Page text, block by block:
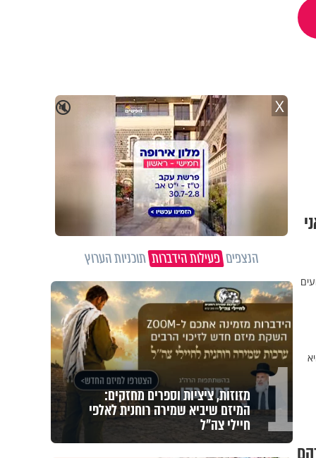
🔇 X
הנצפיםפעילות הידברותתוכניות הערוץ
1 מזוזות, ציציות וספרים מחזקים:
המיזם שיביא שמירה רוחנית לאלפי
חיילי צה"ל